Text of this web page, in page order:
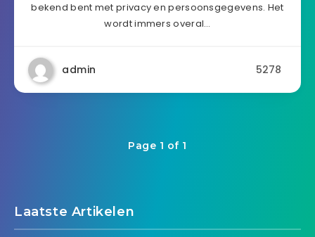
bekend bent met privacy en persoonsgegevens. Het
wordt immers overal…
admin 5278
Page 1 of 1
Laatste Artikelen